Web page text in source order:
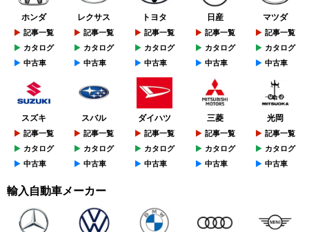
ホンダ
記事一覧
カタログ
中古車
レクサス
記事一覧
カタログ
中古車
トヨタ
記事一覧
カタログ
中古車
日産
記事一覧
カタログ
中古車
マツダ
記事一覧
カタログ
中古車
スズキ
記事一覧
カタログ
中古車
スバル
記事一覧
カタログ
中古車
ダイハツ
記事一覧
カタログ
中古車
三菱
記事一覧
カタログ
中古車
光岡
記事一覧
カタログ
中古車
輸入自動車メーカー